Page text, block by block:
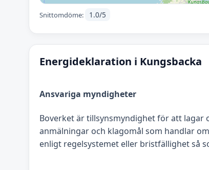
Snittomdöme: 1.0/5
Energideklaration i Kungsbacka
Ansvariga myndigheter
Boverket är tillsynsmyndighet för att
anmälningar och klagomål som handlar
enligt regelsystemet eller bristfällighet så